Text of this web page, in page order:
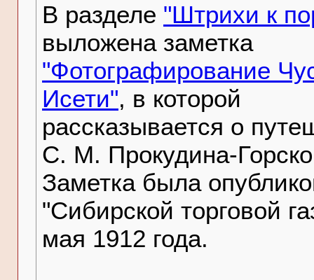
В разделе "Штрихи к
выложена заметка
"Фотографирование
Исети", в которой
рассказывается о
С. М. Прокудина-
Заметка была
"Сибирской торговой
мая 1912 года.